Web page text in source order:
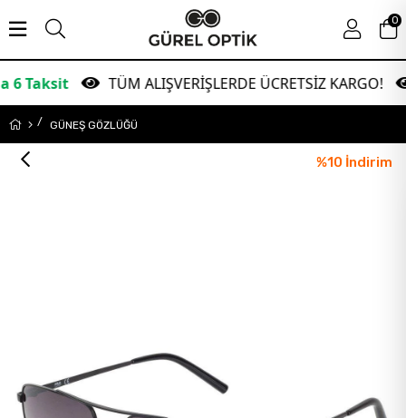
TÜM ALIŞVERİŞLERDE ÜCRETSİZ KARGO!
0
GÜNEŞ GÖZLÜĞÜ
%10 İndirim